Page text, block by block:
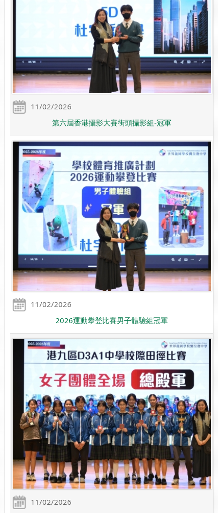
11/02/2026
第六屆香港攝影大賽街頭攝影組-冠軍
11/02/2026
2026運動攀登比賽男子體驗組冠軍
11/02/2026